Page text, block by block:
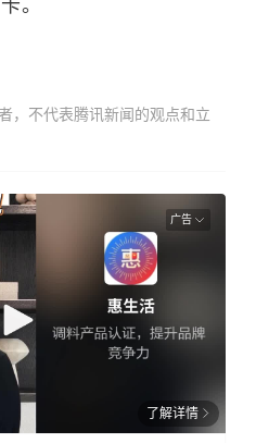
。
，不代表腾讯新闻的观点和立
广告
了解详情